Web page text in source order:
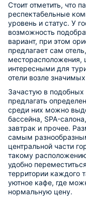
Стоит отметить, что
респектабельные
уровень и статус. У
возможность
вариант, при этом
предлагает сам
месторасположения,
интересными для
отели возле
Зачастую в подобных
предлагать
среди них можно
бассейна, SPA-
завтрак и прочее.
самым
центральной части
такому
удобно
территории каждого
уютное кафе, где
нормальную цену.